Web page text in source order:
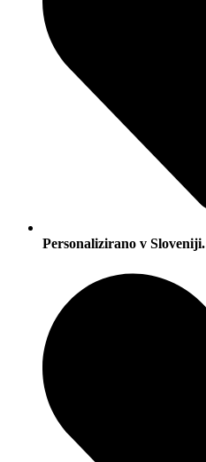
Personalizirano v Sloveniji.